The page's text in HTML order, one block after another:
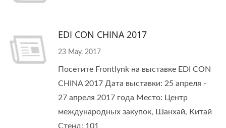
EDI CON CHINA 2017
23 May, 2017
Посетите Frontlynk на выставке EDI CON
CHINA 2017 Дата выставки: 25 апреля -
27 апреля 2017 года Место: Центр
международных закупок, Шанхай, Китай
Стенд: 101